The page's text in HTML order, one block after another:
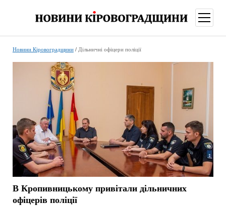
меню
Новини Кіровоградщини/ Дільничні офіцери поліції
В Кропивницькому привітали дільничних
офіцерів поліції